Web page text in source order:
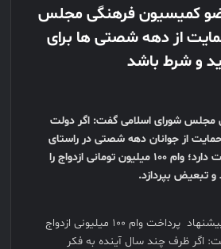
کمیسیون فرهنگی مجلس
از دهه شصتی ها برای
و شرط باشد
شورای اسلامی گفت: اگر دولت
از جوانان دهه شصتی در راستای
سیاست افزایش جمعیت دارد؛ وام ۱۰۰ میلیون تومانی ازدواج را
تبعیض بپردازد.
در مورد پیشنهاد پرداخت وام ۱۰۰ میلیونی ازدواج
اگر ظرف چند سال آینده به فکر